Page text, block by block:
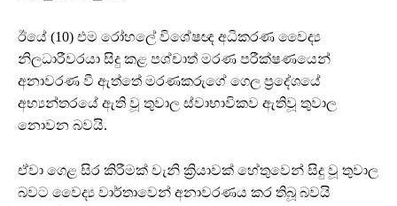
ඊයේ (10) එම රෝහලේ විශේෂඥ අධිකරණ වෛද්‍ය
නිලධාරීවරයා සිදු කළ පශ්චාත් මරණ පරීක්ෂණයෙන්
අනාවරණ වී ඇත්තේ මරණකරුගේ ගෙල ප්‍රදේශයේ
අභ්‍යන්තරයේ ඇති වූ තුවාල ස්වාභාවිකව ඇතිවූ තුවාල
නොවන බවයි.
ඒවා ගෙළ සිර කිරීමක් වැනි ක්‍රියාවක් හේතුවෙන් සිදු වූ තුවාල
බවට වෛද්‍ය වාර්තාවෙන් අනාවරණය කර තිබූ බවයි